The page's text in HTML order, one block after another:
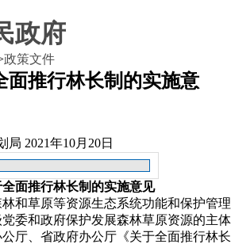
政策文件
面推行林长制的实施意
局 2021年10月20日
全面推行林长制的实施意见
和草原等资源生态系统功能和保护管理
委和政府保护发展森林草原资源的主体
厅、省政府办公厅《关于全面推行林长